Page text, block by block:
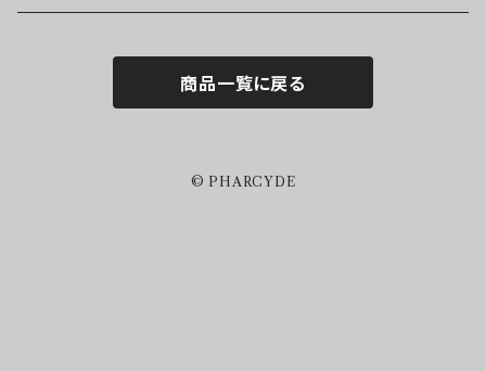
商品一覧に戻る
© PHARCYDE